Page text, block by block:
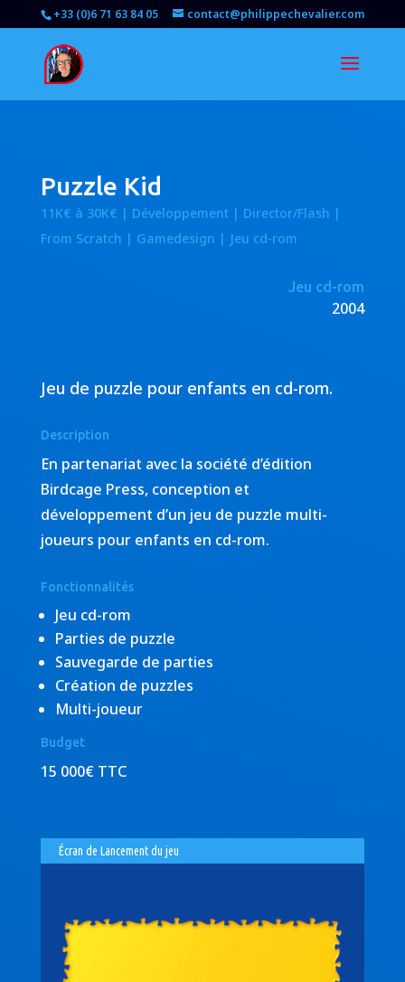
+33 (0)6 71 63 84 05 contact@philippechevalier.com
Puzzle Kid
11K€ à 30K€ | Développement | Director/Flash |
From Scratch | Gamedesign | Jeu cd-rom
Jeu cd-rom
2004
Jeu de puzzle pour enfants en cd-rom.
Description
En partenariat avec la société d’édition
Birdcage Press, conception et
développement d’un jeu de puzzle multi-
joueurs pour enfants en cd-rom.
Fonctionnalités
Jeu cd-rom
Parties de puzzle
Sauvegarde de parties
Création de puzzles
Multi-joueur
Budget
15 000€ TTC
Écran de Lancement du jeu